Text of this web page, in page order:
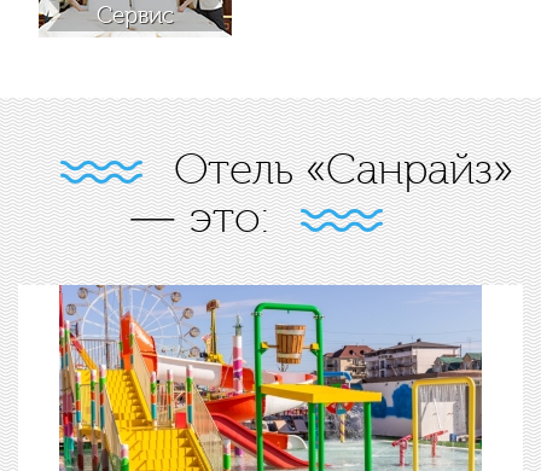
Сервис
Отель «Санрайз»
— это: